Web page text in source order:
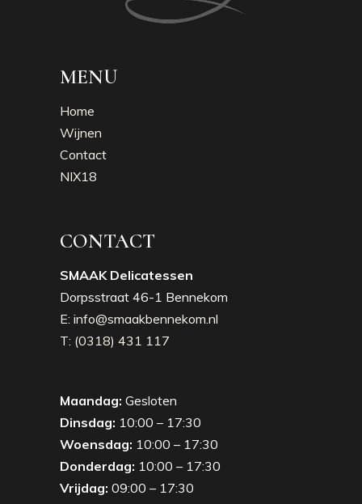
MENU
Home
Wijnen
Contact
NIX18
CONTACT
SMAAK Delicatessen
Dorpsstraat 46-1 Bennekom
E: info@smaakbennekom.nl
T: (0318) 431 117
Maandag: Gesloten
Dinsdag: 10:00 – 17:30
Woensdag: 10:00 – 17:30
Donderdag: 10:00 – 17:30
Vrijdag: 09:00 – 17:30